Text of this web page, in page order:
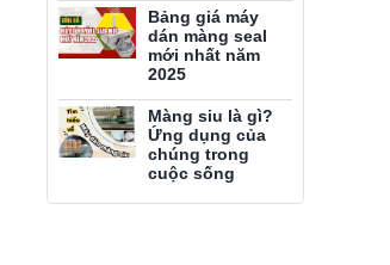
Bảng giá máy
dán màng seal
mới nhất năm
2025
Màng siu là gì?
Ứng dụng của
chúng trong
cuộc sống